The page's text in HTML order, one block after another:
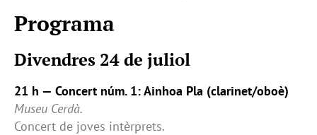
Programa
Divendres 24 de juliol
21 h — Concert núm. 1: Ainhoa Pla (clarinet/oboè)
Museu Cerdà.
Concert de joves intèrprets.